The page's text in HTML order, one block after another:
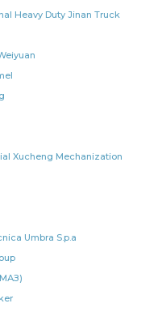
КАМАЗ УКД серия
клапан
КАМАЗ КАМАЗ УКД
КАМАЗ
Heavy Duty Jinan Truck
Xucheng Mechanization
Umbra S.p.a